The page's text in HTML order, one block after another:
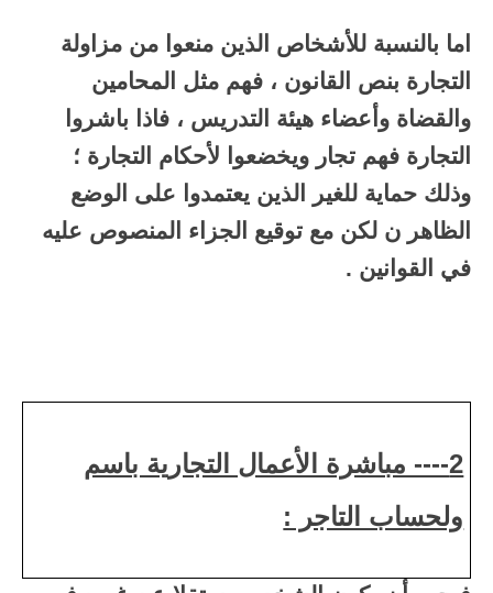
اما بالنسبة للأشخاص الذين منعوا من مزاولة
التجارة بنص القانون ، فهم مثل المحامين
والقضاة وأعضاء هيئة التدريس ، فاذا باشروا
التجارة فهم تجار ويخضعوا لأحكام التجارة ؛
وذلك حماية للغير الذين يعتمدوا على الوضع
الظاهر ن لكن مع توقيع الجزاء المنصوص عليه
في القوانين .
2---- مباشرة الأعمال التجارية باسم
ولحساب التاجر :